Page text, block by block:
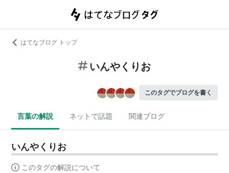
はてなブログ トップ
いんやくりお
このタグでブログを書く
言葉の解説 ネットで話題 関連ブログ
いんやくりお
このタグの解説について